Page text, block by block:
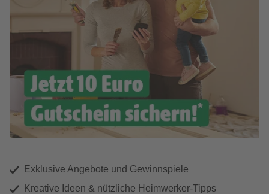
Exklusive Angebote und Gewinnspiele
Kreative Ideen & nützliche Heimwerker-Tipps